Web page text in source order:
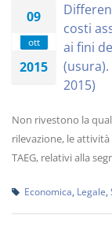
09
ott
2015
costi
ai fini
(usura).
2015)
Non rivestono la
rilevazione, le attività
TAEG, relativi alla
Economica Legale